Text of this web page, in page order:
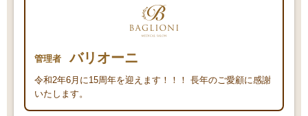
管理者 バリオーニ
令和2年6月に15周年を迎えます！！！ 長年のご愛顧に感謝
いたします。